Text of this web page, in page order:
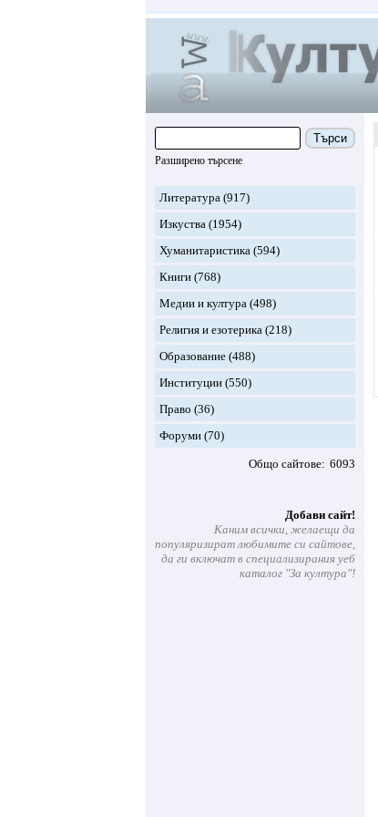
Търси
Разширено търсене
Литература (917)
Изкуства (1954)
Хуманитаристика (594)
Книги (768)
Медии и култура (498)
Религия и езотерика (218)
Образование (488)
Институции (550)
Право (36)
Форуми (70)
Общо сайтове 6093
Добави сайт!
Каним всички, желаещи да
популяризират любимите си сайтове,
да ги включат в специализирания уеб
каталог "За култура"!